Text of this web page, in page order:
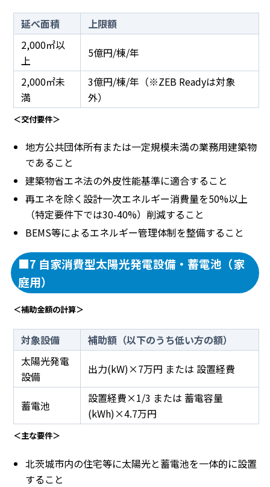
延べ面積
上限額
2,000㎡以
上
5億円/棟/年
2,000㎡未
満
3億円/棟/年（※ZEB Readyは対象
外）
＜交付要件＞
地方公共団体所有または一定規模未満の業務用建築物
であること
建築物省エネ法の外皮性能基準に適合すること
再エネを除く設計一次エネルギー消費量を50%以上
（特定要件下では30-40%）削減すること
BEMS等によるエネルギー管理体制を整備すること
■7 自家消費型太陽光発電設備・蓄電池（家
庭用）
＜補助金額の計算＞
対象設備
補助額（以下のうち低い方の額）
太陽光発電
設備
出力(kW)×7万円 または 設置経費
蓄電池
設置経費×1/3 または 蓄電容量
(kWh)×4.7万円
＜主な要件＞
北茨城市内の住宅等に太陽光と蓄電池を一体的に設置
すること